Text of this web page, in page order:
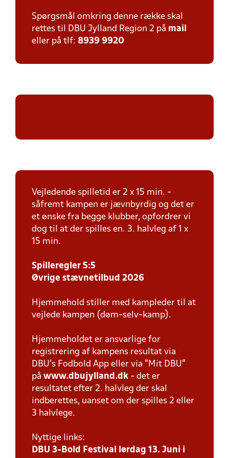
Spørgsmål omkring denne række skal
rettes til DBU Jylland Region 2 på mail
eller på tlf: 8939 9920
Vejledende spilletid er 2 x 15 min. -
såfremt kampen er jævnbyrdig og det er
et ønske fra begge klubber, opfordrer vi
dog til at der spilles en. 3. halvleg af 1 x
15 min.
Spilleregler 5:5
Øvrige stævnetilbud 2026
Hjemmehold stiller med kampleder til at
vejlede kampen (døm-selv-kamp).
Hjemmeholdet er ansvarlige for
registrering af kampens resultat via
DBU’s Fodbold App eller via ”Mit DBU”
på www.dbujylland.dk - det er
resultatet efter 2. halvleg der skal
indberettes, uanset om der spilles 2 eller
3 halvlege.
Nyttige links:
DBU 3-Bold Festival lørdag 13. Juni i